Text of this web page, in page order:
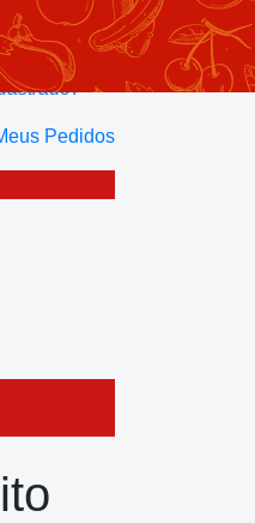
Pedidos